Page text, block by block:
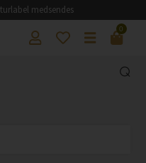
medsendes
0